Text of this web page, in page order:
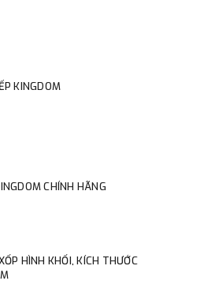
KINGDOM
CHÍNH HÃNG
HÌNH KHỐI, KÍCH THƯỚC